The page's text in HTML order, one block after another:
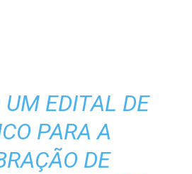
EDITAL DE
PARA A
DE